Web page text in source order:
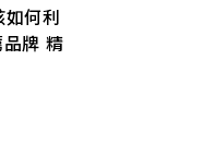
何利
牌 精